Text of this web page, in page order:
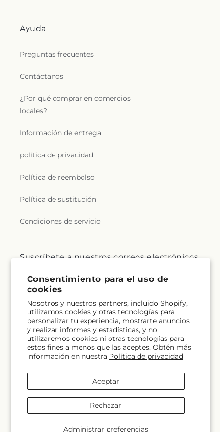
Consentimiento para el uso de
cookies
Nosotros y nuestros partners, incluido Shopify,
utilizamos cookies y otras tecnologías para
personalizar tu experiencia, mostrarte anuncios
y realizar informes y estadísticas, y no
utilizaremos cookies ni otras tecnologías para
estos fines a menos que las aceptes. Obtén más
información en nuestra Política de privacidad
Administrar preferencias
Aceptar
Rechazar
Ayuda
Preguntas frecuentes
Contáctanos
¿Por qué comprar en comercios
locales?
Información de entrega
política de privacidad
Política de reembolso
Política de sustitución
Condiciones de servicio
Suscríbete a nuestros correos electrónicos
Correo electrónico Suscribirse
Idioma
Formas
pago
© 2026,North Shore Florist Desarrollado por Shopify y FTD
© OpenStreetMap contributors